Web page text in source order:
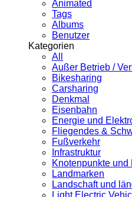
Animated
Tags
Albums
Benutzer
Kategorien
All
Außer Betrieb /
Bikesharing
Carsharing
Denkmal
Eisenbahn
Energie und
Fliegendes &
Fußverkehr
Infrastruktur
Knotenpunkte und
Landmarken
Landschaft und
Light Electric